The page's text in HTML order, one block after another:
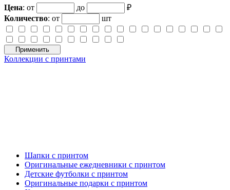
Цена: от до
₽
Количество: от шт
Применить
Коллекции с принтами
Шапки с принтом
Оригинальные ежедневники с принтом
Детские футболки с принтом
Оригинальные подарки с принтом